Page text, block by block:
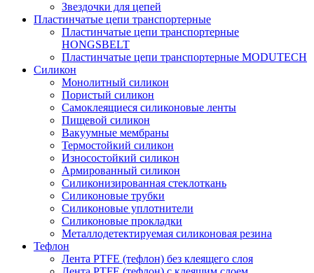
Звездочки для цепей
Пластинчатые цепи транспортерные
Пластинчатые цепи транспортерные
HONGSBELT
Пластинчатые цепи транспортерные MODUTECH
Силикон
Монолитный силикон
Пористый силикон
Самоклеящиеся силиконовые ленты
Пищевой силикон
Вакуумные мембраны
Термостойкий силикон
Износостойкий силикон
Армированный силикон
Силиконизированная стеклоткань
Силиконовые трубки
Силиконовые уплотнители
Силиконовые прокладки
Металлодетектируемая силиконовая резина
Тефлон
Лента PTFE (тефлон) без клеящего слоя